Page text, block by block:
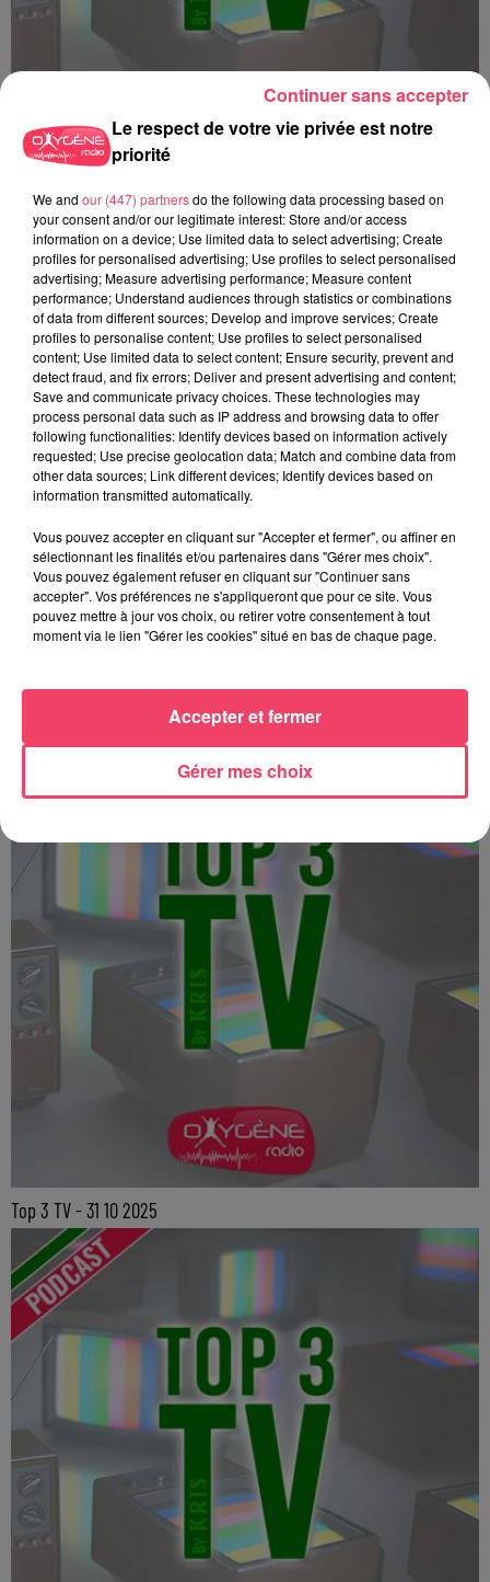
Top 3 TV - 15 12 2025
Top 3 TV - 15 12 2025
Top 3 TV - 31 10 2025
Le respect de votre vie privée est notre
priorité
We and our (447) partnersdo the following data processing based on
your consent and/or our legitimate interest: Store and/or access
information on a device; Use limited data to select advertising; Create
profiles for personalised advertising; Use profiles to select personalised
advertising; Measure advertising performance; Measure content
performance; Understand audiences through statistics or combinations
of data from different sources; Develop and improve services; Create
profiles to personalise content; Use profiles to select personalised
content; Use limited data to select content; Ensure security, prevent and
detect fraud, and fix errors; Deliver and present advertising and content;
Save and communicate privacy choices. These technologies may
process personal data such as IP address and browsing data to offer
following functionalities: Identify devices based on information actively
requested; Use precise geolocation data; Match and combine data from
other data sources; Link different devices; Identify devices based on
information transmitted automatically.
Vous pouvez accepter en cliquant sur "Accepter et fermer", ou affiner en
sélectionnant les finalités et/ou partenaires dans "Gérer mes choix".
Vous pouvez également refuser en cliquant sur "Continuer sans
accepter". Vos préférences ne s'appliqueront que pour ce site. Vous
pouvez mettre à jour vos choix, ou retirer votre consentement à tout
moment via le lien "Gérer les cookies" situé en bas de chaque page.
Gérer mes choix
Accepter et fermer
Continuer sans accepter